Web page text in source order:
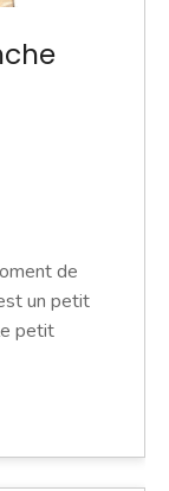
de
un petit
petit